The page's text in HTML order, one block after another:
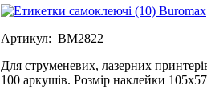
Артикул: BM2822
Для струменевих, лазерних
100 аркушів. Розмір наклейки